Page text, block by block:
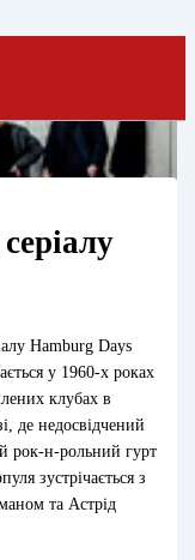
Hamburg Days
у 1960-х роках
клубах в
де недосвідчений
рок-н-рольний гурт
зустрічається з
та Астрід